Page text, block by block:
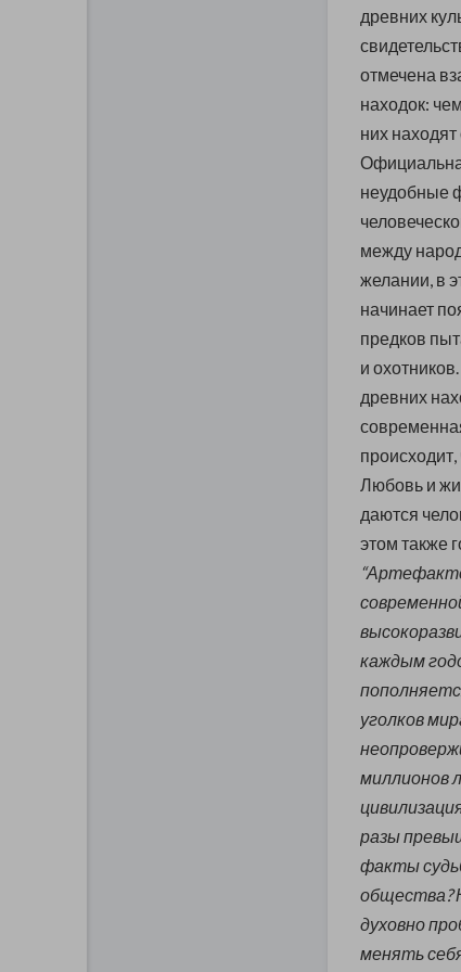
древних
отмечена
находок:
них находят
неудобные
между
желании, в
начинает
предков
и
древних
Любовь и
даются
этом также
каждым
уголков
миллионов
разы
факты
общества?
духовно
менять